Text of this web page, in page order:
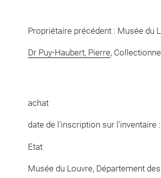
Propriétaire précédent : Musée du
Dr Puy-Haubert, Pierre,
achat
date de l'inscription sur l'inventaire
Etat
Musée du Louvre, Département